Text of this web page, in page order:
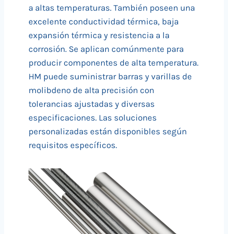
a altas temperaturas. También poseen una
excelente conductividad térmica, baja
expansión térmica y resistencia a la
corrosión. Se aplican comúnmente para
producir componentes de alta temperatura.
HM puede suministrar barras y varillas de
molibdeno de alta precisión con
tolerancias ajustadas y diversas
especificaciones. Las soluciones
personalizadas están disponibles según
requisitos específicos.